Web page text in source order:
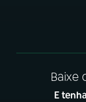
Baixe
E